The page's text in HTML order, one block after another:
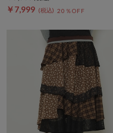
￥7,999 20％OFF